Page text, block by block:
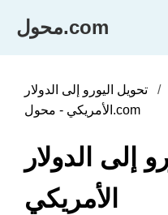
محول.com
تحويل اليورو إلى الدولار
الأمريكي - محول.com
إلى الدولار
الأمريكي